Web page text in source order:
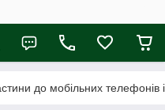
до мобільних телефонів